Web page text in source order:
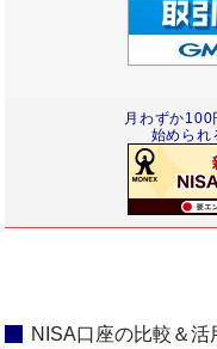
月わずか100
始めら
NISA口座の比較＆活